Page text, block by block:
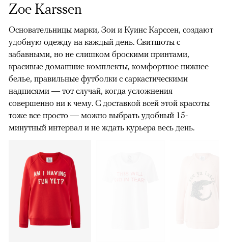
Zoe Karssen
Основательницы марки, Зои и Куинс Карссен, создают
удобную одежду на каждый день. Cвитшоты с
забавными, но не слишком броскими принтами,
красивые домашние комплекты, комфортное нижнее
белье, правильные футболки c саркастическими
надписями — тот случай, когда усложнения
совершенно ни к чему. С доставкой всей этой красоты
тоже все просто — можно выбрать удобный 15-
минутный интервал и не ждать курьера весь день.